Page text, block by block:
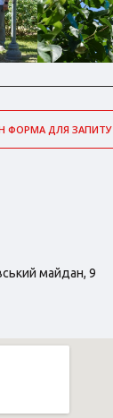
ФОРМА ДЛЯ ЗАПИТУ
майдан, 9